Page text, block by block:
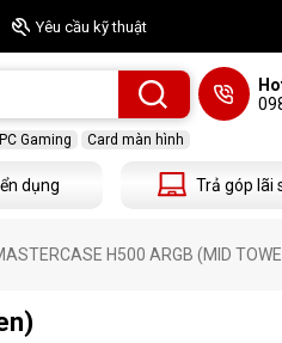
Yêu cầu kỹ thuật
PC Gaming Card màn hình
dụng Trả góp lãi
H500 ARGB (MID